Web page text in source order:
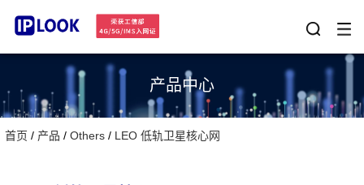
产品中心
首页 / 产品 / Others / LEO 低轨卫星核心网
IPLOOK 的 5G SA 核心网结合 5G MEC 技术可运用于运营商
和行业专网市场。